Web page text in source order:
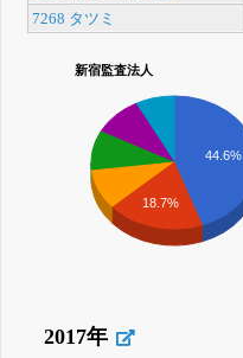
7268 タツミ
新宿監査法人
44.6%
18.7%
2017年